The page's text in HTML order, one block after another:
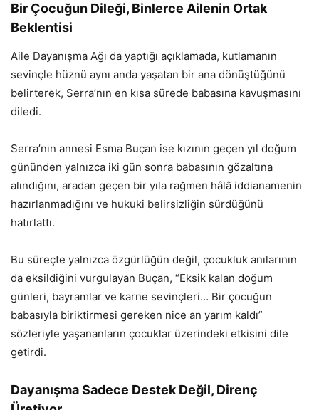
Bir Çocuğun Dileği, Binlerce Ailenin Ortak
Beklentisi
Aile Dayanışma Ağı da yaptığı açıklamada, kutlamanın
sevinçle hüznü aynı anda yaşatan bir ana dönüştüğünü
belirterek, Serra’nın en kısa sürede babasına kavuşmasını
diledi.
Serra’nın annesi Esma Buçan ise kızının geçen yıl doğum
gününden yalnızca iki gün sonra babasının gözaltına
alındığını, aradan geçen bir yıla rağmen hâlâ iddianamenin
hazırlanmadığını ve hukuki belirsizliğin sürdüğünü
hatırlattı.
Bu süreçte yalnızca özgürlüğün değil, çocukluk anılarının
da eksildiğini vurgulayan Buçan, “Eksik kalan doğum
günleri, bayramlar ve karne sevinçleri… Bir çocuğun
babasıyla biriktirmesi gereken nice an yarım kaldı”
sözleriyle yaşananların çocuklar üzerindeki etkisini dile
getirdi.
Dayanışma Sadece Destek Değil, Direnç